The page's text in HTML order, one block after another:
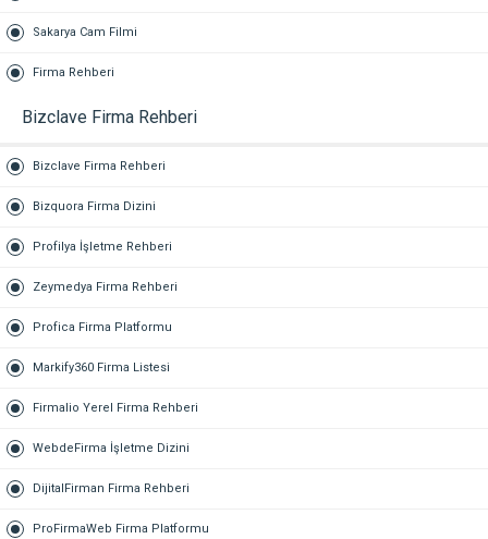
Sakarya Cam Filmi
Firma Rehberi
Bizclave Firma Rehberi
Bizclave Firma Rehberi
Bizquora Firma Dizini
Profilya İşletme Rehberi
Zeymedya Firma Rehberi
Profica Firma Platformu
Markify360 Firma Listesi
Firmalio Yerel Firma Rehberi
WebdeFirma İşletme Dizini
DijitalFirman Firma Rehberi
ProFirmaWeb Firma Platformu